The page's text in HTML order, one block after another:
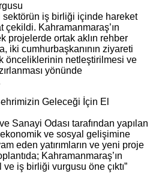
sektörün iş birliği içinde hareket
Kahramanmaraş’ın
projelerde ortak aklın rehber
iki cumhurbaşkanının ziyareti
önceliklerinin netleştirilmesi ve
yönünde
Geleceği İçin El
Sanayi Odası tarafından yapılan
ve sosyal gelişimine
eden yatırımların ve yeni proje
Kahramanmaraş’ın
iş birliği vurgusu öne çıktı”